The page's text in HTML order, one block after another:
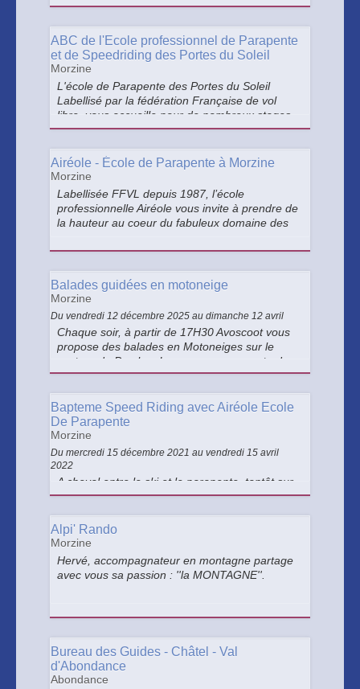
été comme hiver, dans le cadre exceptionnel
ABC de l'Ecole professionnel de Parapente
et de Speedriding des Portes du Soleil
Morzine
L'école de Parapente des Portes du Soleil
Labellisé par la fédération Française de vol
libre, vous accueille pour de nombreux stages
de parapente de l'initiation au perfectionnement
Airéole - École de Parapente à Morzine
Morzine
Labellisée FFVL depuis 1987, l’école
professionnelle Airéole vous invite à prendre de
la hauteur au coeur du fabuleux domaine des
Balades guidées en motoneige
Morzine
Du vendredi 12 décembre 2025 au dimanche 12 avril
Chaque soir, à partir de 17H30 Avoscoot vous
propose des balades en Motoneiges sur le
secteur du Proclou. Le parcours emprunte des
chemins forestiers et vous offre un magnifique
Morzine et ses environs.
Bapteme Speed Riding avec Airéole Ecole
De Parapente
Morzine
Du mercredi 15 décembre 2021 au vendredi 15 avril
2022
A cheval entre le ski et le parapente, tantôt sur
la neige tantôt dans le ciel, le speedriding vous
vous lancer !! Niveau de ski : bon skieur exigé
Alpi' Rando
Morzine
Hervé, accompagnateur en montagne partage
avec vous sa passion : ''la MONTAGNE''.
Bureau des Guides - Châtel - Val
d'Abondance
Abondance